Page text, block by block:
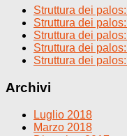
Struttura dei
Struttura dei
Struttura dei
Struttura dei
Struttura dei
Archivi
Luglio 2018
Marzo 2018